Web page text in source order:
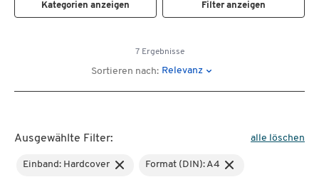
Kategorien anzeigen Filter anzeigen
7 Ergebnisse
Sortieren nach: Relevanz
Ausgewählte Filter: alle löschen
Einband: Hardcover Format (DIN): A4